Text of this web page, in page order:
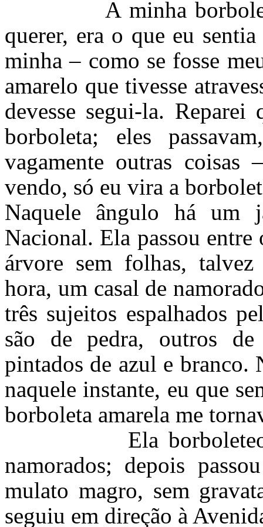
A minha borboleta.
querer, era o que eu
minha – como se fosse
amarelo que tivesse
devesse segui-la. Reparei
borboleta; eles
vagamente outras
vendo, só eu vira a
Naquele ângulo há um
Nacional. Ela passou entre
árvore sem folhas,
hora, um casal de
três sujeitos espalhados
são de pedra, outros de
pintados de azul e branco.
naquele instante, eu que
borboleta amarela me
Ela borboleteou
namorados; depois
mulato magro, sem
seguiu em direção à